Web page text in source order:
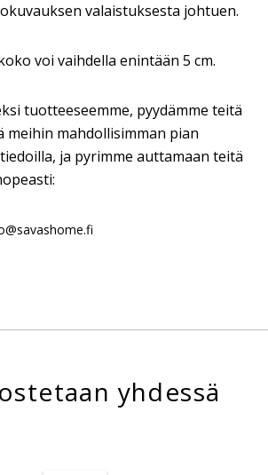
valaistuksesta johtuen.
voi vaihdella enintään 5 cm.
tuotteeseemme, pyydämme teitä
meihin mahdollisimman pian
ja pyrimme auttamaan teitä
yhdessä